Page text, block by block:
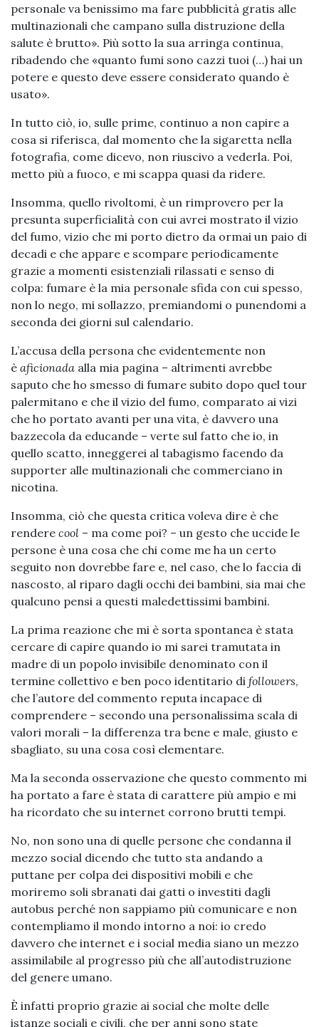
personale va benissimo ma fare pubblicità gratis alle
multinazionali che campano sulla distruzione della
salute è brutto». Più sotto la sua arringa continua,
ribadendo che «quanto fumi sono cazzi tuoi (…) hai un
potere e questo deve essere considerato quando è
usato».
In tutto ciò, io, sulle prime, continuo a non capire a
cosa si riferisca, dal momento che la sigaretta nella
fotografia, come dicevo, non riuscivo a vederla. Poi,
metto più a fuoco, e mi scappa quasi da ridere.
Insomma, quello rivoltomi, è un rimprovero per la
presunta superficialità con cui avrei mostrato il vizio
del fumo, vizio che mi porto dietro da ormai un paio di
decadi e che appare e scompare periodicamente
grazie a momenti esistenziali rilassati e senso di
colpa: fumare è la mia personale sfida con cui spesso,
non lo nego, mi sollazzo, premiandomi o punendomi a
seconda dei giorni sul calendario.
L’accusa della persona che evidentemente non
è aficionada alla mia pagina – altrimenti avrebbe
saputo che ho smesso di fumare subito dopo quel tour
palermitano e che il vizio del fumo, comparato ai vizi
che ho portato avanti per una vita, è davvero una
bazzecola da educande – verte sul fatto che io, in
quello scatto, inneggerei al tabagismo facendo da
supporter alle multinazionali che commerciano in
nicotina.
Insomma, ciò che questa critica voleva dire è che
rendere cool – ma come poi? – un gesto che uccide le
persone è una cosa che chi come me ha un certo
seguito non dovrebbe fare e, nel caso, che lo faccia di
nascosto, al riparo dagli occhi dei bambini, sia mai che
qualcuno pensi a questi maledettissimi bambini.
La prima reazione che mi è sorta spontanea è stata
cercare di capire quando io mi sarei tramutata in
madre di un popolo invisibile denominato con il
termine collettivo e ben poco identitario di followers,
che l’autore del commento reputa incapace di
comprendere – secondo una personalissima scala di
valori morali – la differenza tra bene e male, giusto e
sbagliato, su una cosa così elementare.
Ma la seconda osservazione che questo commento mi
ha portato a fare è stata di carattere più ampio e mi
ha ricordato che su internet corrono brutti tempi.
No, non sono una di quelle persone che condanna il
mezzo social dicendo che tutto sta andando a
puttane per colpa dei dispositivi mobili e che
moriremo soli sbranati dai gatti o investiti dagli
autobus perché non sappiamo più comunicare e non
contempliamo il mondo intorno a noi: io credo
davvero che internet e i social media siano un mezzo
assimilabile al progresso più che all’autodistruzione
del genere umano.
È infatti proprio grazie ai social che molte delle
istanze sociali e civili, che per anni sono state